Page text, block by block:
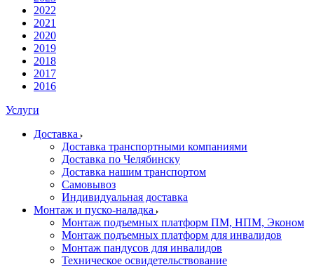
2022
2021
2020
2019
2018
2017
2016
Услуги
Доставка
Доставка транспортными компаниями
Доставка по Челябинску
Доставка нашим транспортом
Самовывоз
Индивидуальная доставка
Монтаж и пуско-наладка
Монтаж подъемных платформ ПМ, НПМ, Эконом
Монтаж подъемных платформ для инвалидов
Монтаж пандусов для инвалидов
Техническое освидетельствование